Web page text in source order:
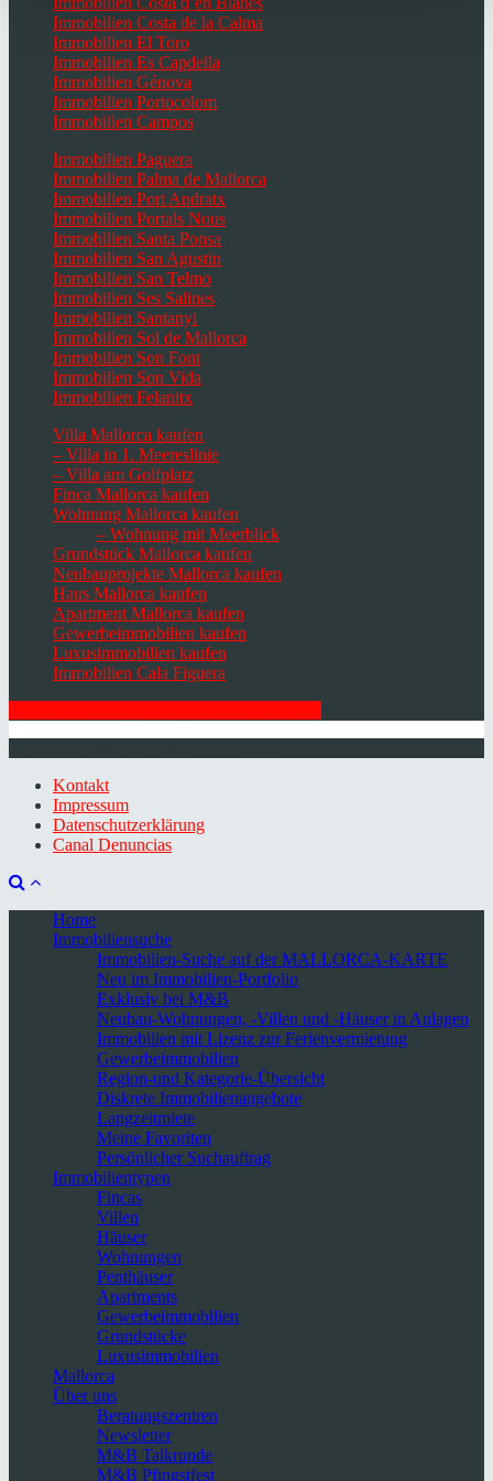
Immobilien Costa de la Calma
Immobilien El Toro
Immobilien Es Capdella
Immobilien Génova
Immobilien Portocolom
Immobilien Campos
Immobilien Paguera
Immobilien Palma de Mallorca
Immobilien Port Andratx
Immobilien Portals Nous
Immobilien Santa Ponsa
Immobilien San Agustin
Immobilien San Telmo
Immobilien Ses Salines
Immobilien Santanyi
Immobilien Sol de Mallorca
Immobilien Son Font
Immobilien Son Vida
Immobilien Felanitx
Villa Mallorca kaufen
– Villa in 1. Meereslinie
– Villa am Golfplatz
Finca Mallorca kaufen
Wohnung Mallorca kaufen
– Wohnung mit Meerblick
Grundstück Mallorca kaufen
Neubauprojekte Mallorca kaufen
Haus Mallorca kaufen
Apartment Mallorca kaufen
Gewerbeimmobilien kaufen
Luxusimmobilien kaufen
Immobilien Cala Figuera
Kontakt
Impressum
Datenschutzerklärung
Canal Denuncias
Home
Immobiliensuche
Immobilien-Suche auf der MALLORCA-KARTE
Neu im Immobilien-Portfolio
Exklusiv bei M&B
Neubau-Wohnungen, -Villen und -Häuser in Anlagen
Immobilien mit Lizenz zur Ferienvermietung
Gewerbeimmobilien
Region-und Kategorie-Übersicht
Diskrete Immobilienangebote
Langzeitmiete
Meine Favoriten
Persönlicher Suchauftrag
Immobilientypen
Fincas
Villen
Häuser
Wohnungen
Penthäuser
Apartments
Gewerbeimmobilien
Grundstücke
Luxusimmobilien
Mallorca
Über uns
Beratungszentren
Newsletter
M&B Talkrunde
M&B Pfingstfest